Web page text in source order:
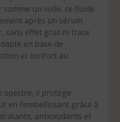
comme un voile, ce fluide
après un sérum
sans effet gras ni trace
en base de
et confort au
spectre, il protège
en l’embellissant grâce à
antioxydants et